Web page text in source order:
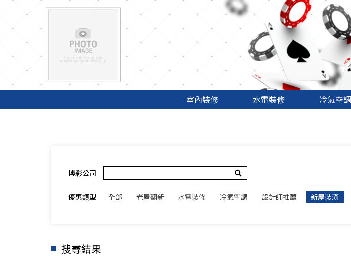
豪好看｜新屋裝潢、老屋翻新專家推薦，水電裝修與冷氣空調設計師精選廠商
室內裝修 水電裝修 冷氣空調
博彩公司
優惠類型 全部 老屋翻新 水電裝修 冷氣空調 設計師推薦 新屋裝潢
搜尋結果